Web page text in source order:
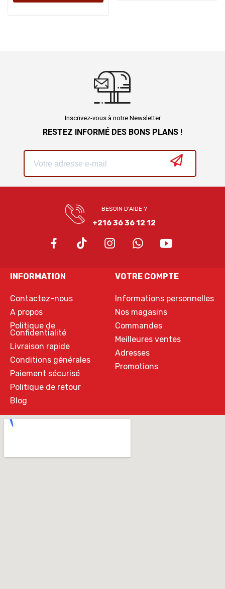
Inscrivez-vous à notre Newsletter
RESTEZ INFORMÉ DES BONS PLANS !
BESOIN D'AIDE ?
+216 36 36 12 12
INFORMATION
Contactez-nous
A propos
Politique de
Confidentialité
Livraison rapide
Conditions générales
Paiement sécurisé
Politique de retour
Blog
VOTRE COMPTE
Informations personnelles
Nos magasins
Commandes
Meilleures ventes
Adresses
Promotions